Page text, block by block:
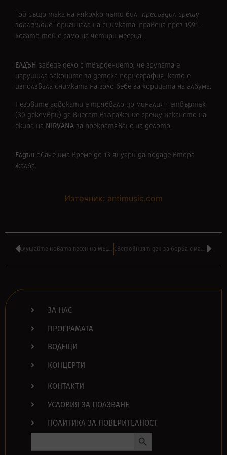
Той също така на няколко пъти бил „пресъздал срещу
заплащане“ оригинала на снимката, правена през 1991,
когато той е само на четири месеца.
ЕЛДЪН заведе дело с твърдението, че групата е
нарушила законите за детска порнография, като е
използвала снимката на голо бебе за корицата на албума.
Неговите адвокати е трябвало до миналия четвъртък
(30 декември) да внесат възражение срещу искането на
екипа на NIRVANA за прекратяване на делото.
Елдън обаче има време до 13 януари да подаде втора
жалба.
Източник: antimusic.com
Слушайте новата песен на MELVINS – ‘Never Say You’re Sorry’ Световният ден за борба с мазнините по гърба в шоуто на ВАСКО РАЙКОВ
ЗА НАС
ПРОГРАМАТА
ВОДЕЩИ
КОНЦЕРТИ
КОНТАКТИ
УСЛОВИЯ ЗА ПОЛЗВАНЕ
ПОЛИТИКА ЗА ПОВЕРИТЕЛНОСТ
Search Button